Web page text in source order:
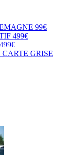
99€
499€
GRISE